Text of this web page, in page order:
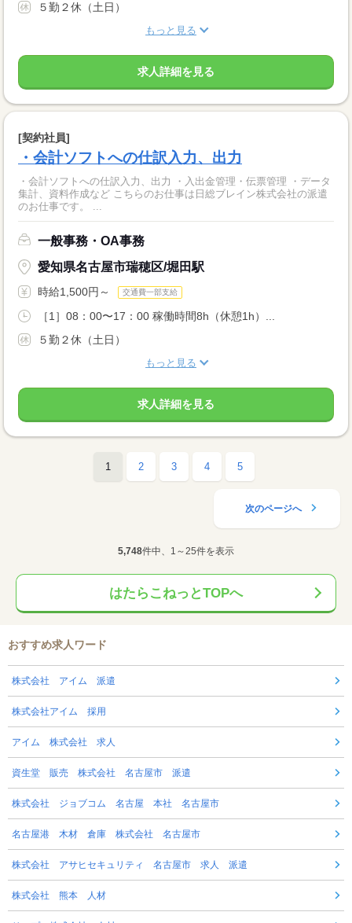
５勤２休（土日）
もっと見る
求人詳細を見る
[契約社員]
・会計ソフトへの仕訳入力、出力
・会計ソフトへの仕訳入力、出力 ・入出金管理・伝票管理 ・データ
集計、資料作成など こちらのお仕事は日総ブレイン株式会社の派遣
のお仕事です。 ...
一般事務・OA事務
愛知県名古屋市瑞穂区/堀田駅
時給1,500円～ 交通費一部支給
［1］08：00〜17：00 稼働時間8h（休憩1h）...
５勤２休（土日）
もっと見る
求人詳細を見る
1 2 3 4 5
次のページへ
5,748件中、1～25件を表示
はたらこねっとTOPへ
おすすめ求人ワード
株式会社 アイム 派遣
株式会社アイム 採用
アイム 株式会社 求人
資生堂 販売 株式会社 名古屋市 派遣
株式会社 ジョブコム 名古屋 本社 名古屋市
名古屋港 木材 倉庫 株式会社 名古屋市
株式会社 アサヒセキュリティ 名古屋市 求人 派遣
株式会社 熊本 人材